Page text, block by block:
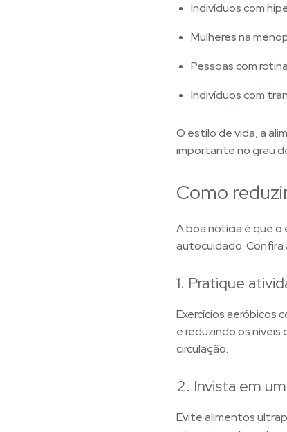
Indivíduos com
Mulheres na
Pessoas com
Indivíduos com
O estilo de vida, a
importante no grau
Como
A boa notícia é que
autocuidado. Confira
1. Pratique
Exercícios aeróbicos
e reduzindo os níveis
circulação.
2. Invista em
Evite alimentos